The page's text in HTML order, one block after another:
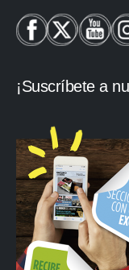
¡Suscríbete a